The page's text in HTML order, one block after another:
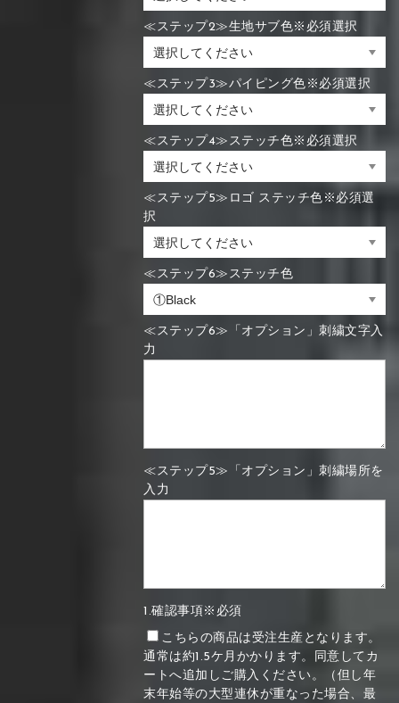
≪ステップ2≫生地サブ色※必須選択
≪ステップ3≫パイピング色※必須選択
≪ステップ4≫ステッチ色※必須選択
≪ステップ5≫ロゴ ステッチ色※必須選
択
≪ステップ6≫ステッチ色
≪ステップ6≫「オプション」刺繍文字入
力
≪ステップ5≫「オプション」刺繍場所を
入力
1.確認事項※必須
こちらの商品は受注生産となります。
通常は約1.5ケ月かかります。同意してカ
ートへ追加しご購入ください。（但し年
末年始等の大型連休が重なった場合、最